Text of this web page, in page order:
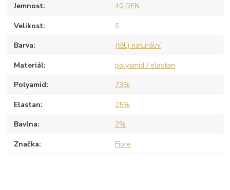
Jemnost 40 DEN
Velikost S
Barva (těl.) naturální
Materiál polyamid / elastan
Polyamid 73%
Elastan 25%
Bavlna 2%
Značka Fiore